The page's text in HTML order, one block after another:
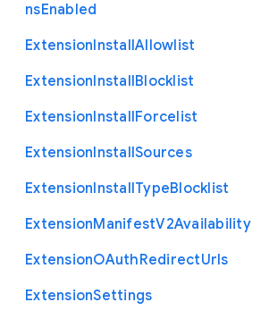
nsEnabled
ExtensionInstallAllowlist
ExtensionInstallBlocklist
ExtensionInstallForcelist
ExtensionInstallSources
ExtensionInstallTypeBlocklist
ExtensionManifestV2Availability
ExtensionOAuthRedirectUrls
ExtensionSettings